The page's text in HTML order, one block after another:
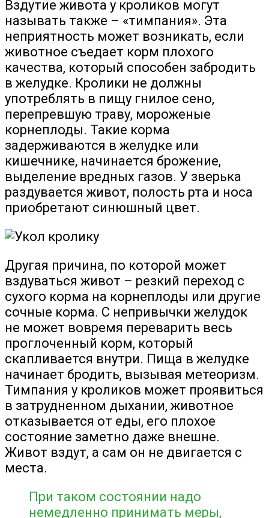
Вздутие живота у кроликов могут
называть также – «тимпания». Эта
неприятность может возникать, если
животное съедает корм плохого
качества, который способен забродить
в желудке. Кролики не должны
употреблять в пищу гнилое сено,
перепревшую траву, мороженые
корнеплоды. Такие корма
задерживаются в желудке или
кишечнике, начинается брожение,
выделение вредных газов. У зверька
раздувается живот, полость рта и носа
приобретают синюшный цвет.
Другая причина, по которой может
вздуваться живот – резкий переход с
сухого корма на корнеплоды или другие
сочные корма. С непривычки желудок
не может вовремя переварить весь
проглоченный корм, который
скапливается внутри. Пища в желудке
начинает бродить, вызывая метеоризм.
Тимпания у кроликов может проявиться
в затрудненном дыхании, животное
отказывается от еды, его плохое
состояние заметно даже внешне.
Живот вздут, а сам он не двигается с
места.
При таком состоянии надо
немедленно принимать меры,